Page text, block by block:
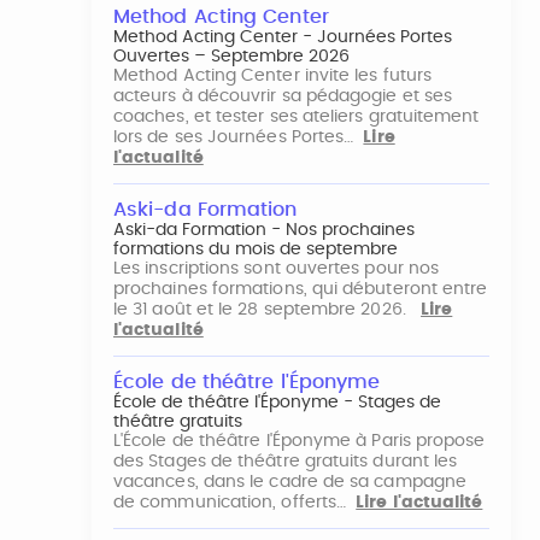
Method Acting Center
Method Acting Center - Journées Portes
Ouvertes – Septembre 2026
Method Acting Center invite les futurs
acteurs à découvrir sa pédagogie et ses
coaches, et tester ses ateliers gratuitement
lors de ses Journées Portes…
Lire
l'actualité
Aski-da Formation
Aski-da Formation - Nos prochaines
formations du mois de septembre
Les inscriptions sont ouvertes pour nos
prochaines formations, qui débuteront entre
le 31 août et le 28 septembre 2026.
Lire
l'actualité
École de théâtre l'Éponyme
École de théâtre l'Éponyme - Stages de
théâtre gratuits
L'École de théâtre l'Éponyme à Paris propose
des Stages de théâtre gratuits durant les
vacances, dans le cadre de sa campagne
de communication, offerts…
Lire l'actualité